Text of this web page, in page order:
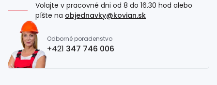
Volajte v pracovné dni od 8 do 16.30 hod alebo
píšte na objednavky@kovian.sk
Odborné poradenstvo
+421 347 746 006